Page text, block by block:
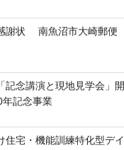
謝状 南魚沼市大崎郵便
記念講演と現地見学会」開
記念事業
住宅・機能訓練特化型デイ